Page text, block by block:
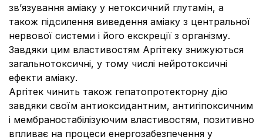
зв’язування аміаку у нетоксичний глутамін, а
також підсилення виведення аміаку з центральної
нервової системи і його екскреції з організму.
Завдяки цим властивостям Аргітеку знижуються
загальнотоксичні, у тому числі нейротоксичні
ефекти аміаку.
Аргітек чинить також гепатопротекторну дію
завдяки своїм антиоксидантним, антигіпоксичним
і мембраностабілізуючим властивостям, позитивно
впливає на процеси енергозабезпечення у